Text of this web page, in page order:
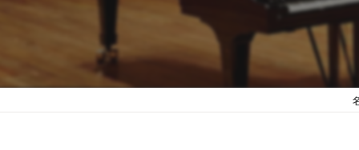
後付けグランフィールの料金